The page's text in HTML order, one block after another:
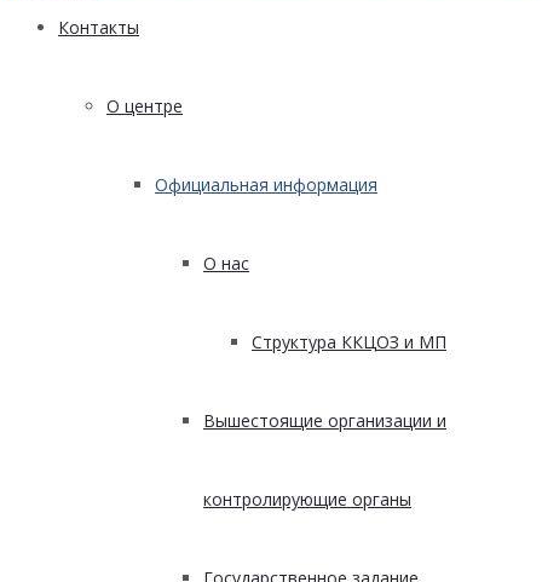
Контакты
О центре
Официальная информация
О нас
Структура ККЦОЗ и МП
Вышестоящие организации и
контролирующие органы